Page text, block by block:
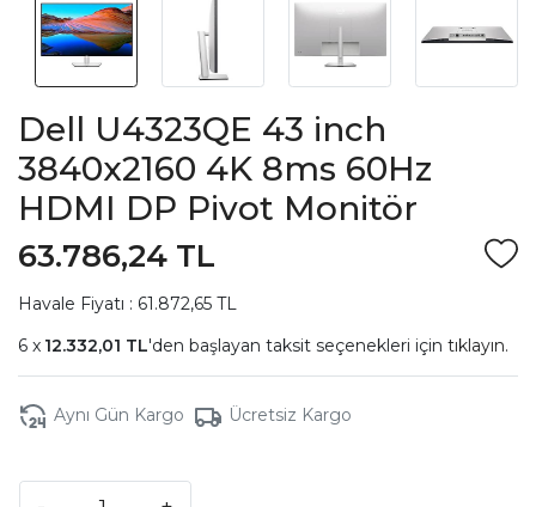
Dell U4323QE 43 inch
3840x2160 4K 8ms 60Hz
HDMI DP Pivot Monitör
63.786,24 TL
Havale Fiyatı : 61.872,65 TL
12.332,01 TL'den başlayan taksit seçenekleri için tıklayın.
Aynı Gün Kargo Ücretsiz Kargo